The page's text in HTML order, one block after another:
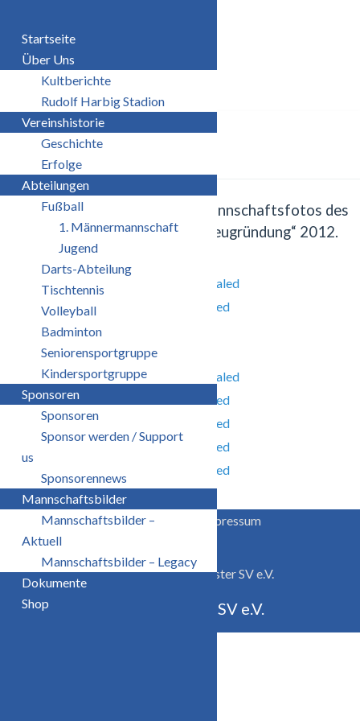
Männermannschaft
Hier findet ihr die aktuellen Mannschaftsfotos des
Velgaster SV seit unserer „Neugründung“ 2012.
Datenschutzerklärung Impressum
Copyright 2021 | Velgaster SV e.V.
Velgaster SV e.V.
Startseite
Über Uns
Kultberichte
Rudolf Harbig Stadion
Vereinshistorie
Geschichte
Erfolge
Abteilungen
Fußball
1. Männermannschaft
Jugend
Darts-Abteilung
Tischtennis
Volleyball
Badminton
Seniorensportgruppe
Kindersportgruppe
Sponsoren
Sponsoren
Sponsor werden / Support
us
Sponsorennews
Mannschaftsbilder
Mannschaftsbilder –
Aktuell
Mannschaftsbilder – Legacy
Dokumente
Shop